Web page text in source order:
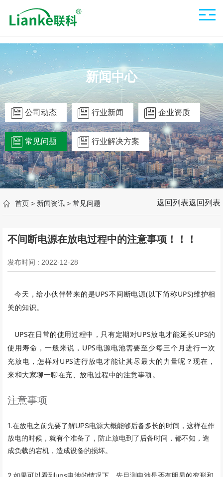
新闻中心
公司动态 行业新闻 企业资质
常见问题 行业解决方案
首页 > 新闻资讯 > 常见问题 返回列表
返回列表
不间断电源在放电过程中的注意事项！！！
发布时间 : 2022-12-28
今天，给小伙伴带来的是UPS不间断电源(以下简称UPS)维护相
关的知识。
UPS在日常的使用过程中，只有定期对UPS放电才能延长UPS的
使用寿命，一般来说，UPS电源电池需要至少每三个月进行一次
充放电，怎样对UPS进行放电才能让其尽最大的力量呢？现在，
来和大家聊一聊在充、放电过程中的注意事项。
注意事项
1.在放电之前先要了解UPS电源大概能够后备多长的时间，这样在作
放电的时候，就有个准备了，防止放电到了后备时间，都不知，造
成负载的宕机，造成设备的损坏。
2.如果可以看到ups电池的情况下，先目测电池是否有明显的变形和